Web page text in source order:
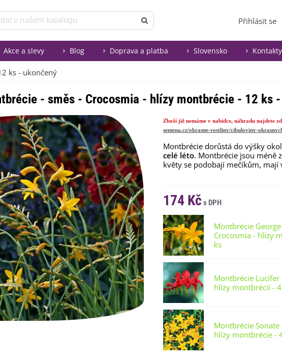
Přihlásit se
Akce a slevy Blog Doprava a platba Slovensko Kontakty
ks - ukončený
- směs - Crocosmia - hlízy montbrécie - 12 ks
Zboží již nemáme v nabídce, náhradu najdete
semena.cz/okrasne-rostliny/cibuloviny-
Montbrécie dorůstá do výšky
celé léto. Montbrécie jsou méně
květy se podobají mečíkům, mají
174 Kč
Montbrécie
Crocosmia - hlízy
ks
Montbrécie Lucifer
hlízy montbrécií -
Montbrécie Sonate
hlízy montbrécie -